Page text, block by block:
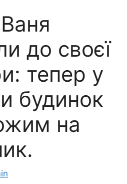
до своєї
тепер у
будинок
на